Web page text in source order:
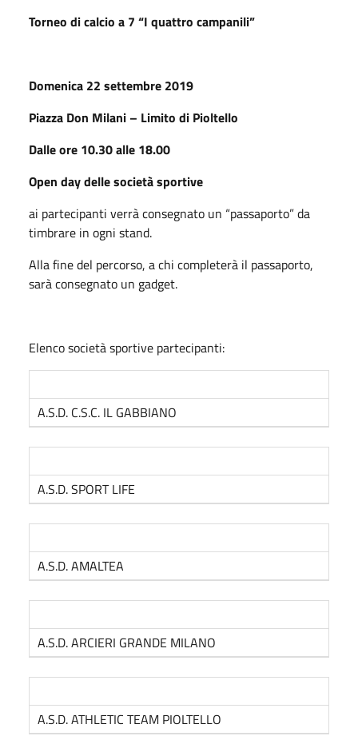
Torneo di calcio a 7 “I quattro campanili”
Domenica 22 settembre 2019
Piazza Don Milani – Limito di Pioltello
Dalle ore 10.30 alle 18.00
Open day delle società sportive
ai partecipanti verrà consegnato un “passaporto” da
timbrare in ogni stand.
Alla fine del percorso, a chi completerà il passaporto,
sarà consegnato un gadget.
Elenco società sportive partecipanti:
A.S.D. C.S.C. IL GABBIANO
A.S.D. SPORT LIFE
A.S.D. AMALTEA
A.S.D. ARCIERI GRANDE MILANO
A.S.D. ATHLETIC TEAM PIOLTELLO